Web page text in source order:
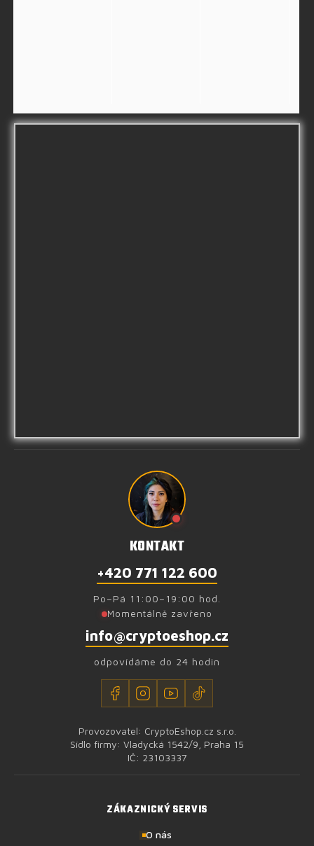
KONTAKT
+420 771 122 600
Po–Pá 11:00–19:00 hod.
Momentálně zavřeno
info@cryptoeshop.cz
odpovídáme do 24 hodin
Provozovatel: CryptoEshop.cz s.r.o.
Sídlo firmy: Vladycká 1542/9, Praha 15
IČ: 23103337
ZÁKAZNICKÝ SERVIS
O nás